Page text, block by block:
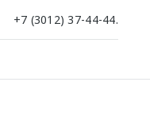
+7 (3012) 37-44-44.